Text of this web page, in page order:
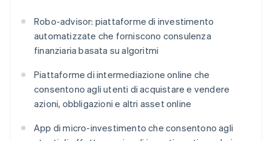
Robo-advisor: piattaforme di investimento
automatizzate che forniscono consulenza
finanziaria basata su algoritmi
Piattaforme di intermediazione online che
consentono agli utenti di acquistare e vendere
azioni, obbligazioni e altri asset online
App di micro-investimento che consentono agli